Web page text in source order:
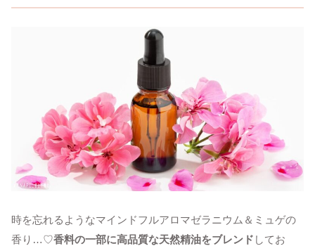
時を忘れるようなマインドフルアロマゼラニウム＆ミュゲの
香り…♡香料の一部に高品質な天然精油をブレンド してお